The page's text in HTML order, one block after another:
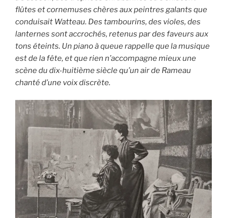
flûtes et cornemuses chères aux peintres galants que
conduisait Watteau. Des tambourins, des violes, des
lanternes sont accrochés, retenus par des faveurs aux
tons éteints. Un piano à queue rappelle que la musique
est de la fête, et que rien n’accompagne mieux une
scène du dix-huitième siècle qu’un air de Rameau
chanté d’une voix discrète.